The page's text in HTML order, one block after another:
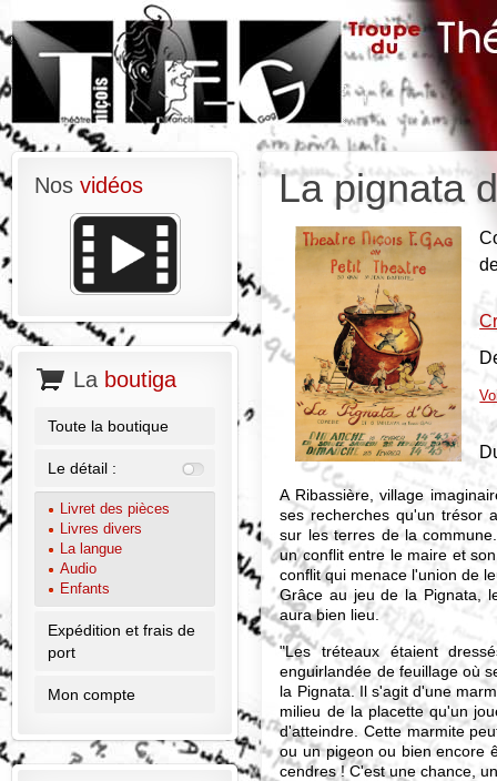
La pignata
A Ribassière, village
ses recherches qu'un trésor
sur les terres de la
un conflit entre le maire et
conflit qui menace l'union de
Grâce au jeu de la Pignata,
aura bien lieu.
"Les tréteaux étaient
enguirlandée de feuillage où
la Pignata. Il s'agit d'une
milieu de la placette qu'un
d'atteindre. Cette marmite
ou un pigeon ou bien encore
cendres ! C'est une chance,
Nos vidéos
La boutiga
Toute la boutique
Le détail :
Livret des pièces
Livres divers
La langue
Audio
Enfants
Expédition et frais de
port
Mon compte